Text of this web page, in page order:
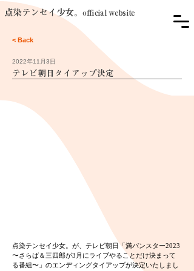
点染テンセイ少女。official website
< Back
2022年11月3日
テレビ朝日タイアップ決定
点染テンセイ少女。が、テレビ朝日「満パンスター2023
〜さらば＆三四郎が3月にライブやることだけ決まって
る番組〜」のエンディングタイアップが決定いたしまし